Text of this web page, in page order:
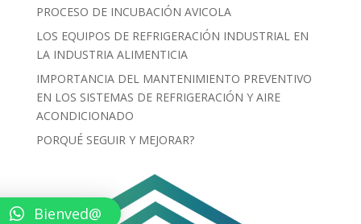
PROCESO DE INCUBACIÓN AVICOLA
LOS EQUIPOS DE REFRIGERACIÓN INDUSTRIAL EN
LA INDUSTRIA ALIMENTICIA
IMPORTANCIA DEL MANTENIMIENTO PREVENTIVO
EN LOS SISTEMAS DE REFRIGERACIÓN Y AIRE
ACONDICIONADO
PORQUÉ SEGUIR Y MEJORAR?
Bienved@